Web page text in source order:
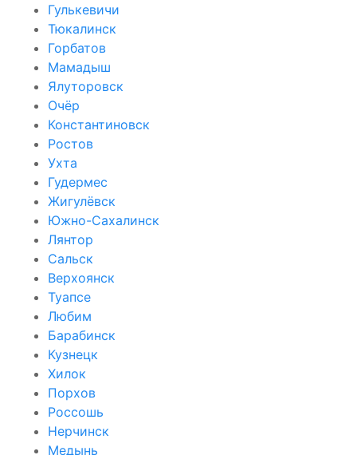
Гулькевичи
Тюкалинск
Горбатов
Мамадыш
Ялуторовск
Очёр
Константиновск
Ростов
Ухта
Гудермес
Жигулёвск
Южно-Сахалинск
Лянтор
Сальск
Верхоянск
Туапсе
Любим
Барабинск
Кузнецк
Хилок
Порхов
Россошь
Нерчинск
Медынь